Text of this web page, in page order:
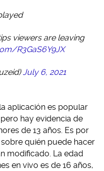
viewers are leaving
R3GaS6Y9JX
July 6, 2021
aplicación es popular
hay evidencia de
de 13 años. Es por
sobre quién puede hacer
modificado. La edad
en vivo es de 16 años,